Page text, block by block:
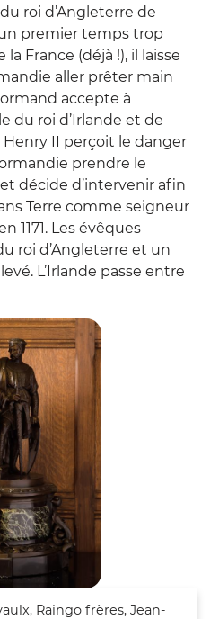
roi d’Angleterre de
un premier temps trop
France (déjà !), il laisse
aller prêter main
accepte à
du roi d’Irlande et de
II perçoit le danger
prendre le
décide d’intervenir afin
Terre comme seigneur
1171. Les évêques
roi d’Angleterre et un
L’Irlande passe entre
Zoom sur
Raingo frères, Jean-